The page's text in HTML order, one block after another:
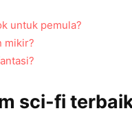
untuk pemula?
mikir?
sci-fi